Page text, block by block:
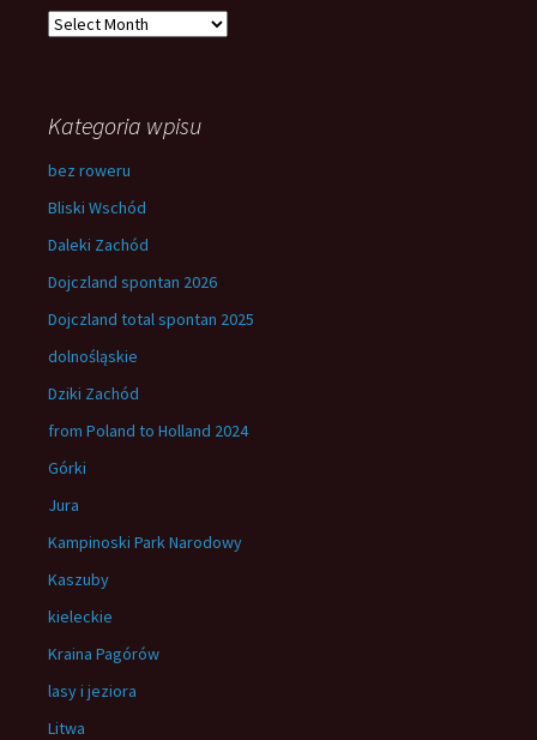
Archives
Kategoria wpisu
bez roweru
Bliski Wschód
Daleki Zachód
Dojczland spontan 2026
Dojczland total spontan 2025
dolnośląskie
Dziki Zachód
from Poland to Holland 2024
Górki
Jura
Kampinoski Park Narodowy
Kaszuby
kieleckie
Kraina Pagórów
lasy i jeziora
Litwa